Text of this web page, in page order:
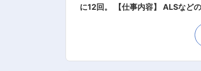
に12回。 【仕事内容】 ALSなどの難病の方や、さまざまな障がいによりおひとりでは生活できない方のご自宅へ伺い、生命と生活を支える、
介助 ・外出時の同行支援 ・医